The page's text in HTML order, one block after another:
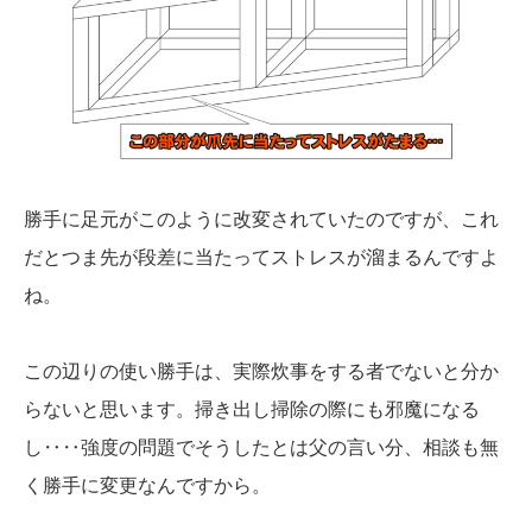
勝手に足元がこのように改変されていたのですが、これ
だとつま先が段差に当たってストレスが溜まるんですよ
ね。
この辺りの使い勝手は、実際炊事をする者でないと分か
らないと思います。掃き出し掃除の際にも邪魔になる
し‥‥強度の問題でそうしたとは父の言い分、相談も無
く勝手に変更なんですから。